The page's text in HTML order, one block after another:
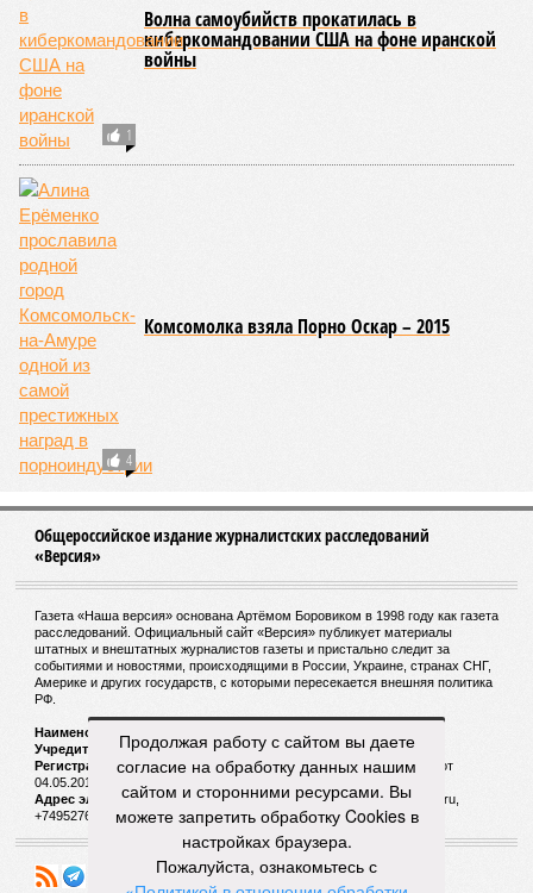
1
Волна самоубийств прокатилась в
киберкомандовании США на фоне иранской
войны
4
Комсомолка взяла Порно Оскар – 2015
Общероссийское издание журналистских расследований
«Версия»
Газета «Наша версия» основана Артёмом Боровиком в 1998 году как газета
расследований. Официальный сайт «Версия» публикует материалы
штатных и внештатных журналистов газеты и пристально следит за
событиями и новостями, происходящими в России, Украине, странах СНГ,
Америке и других государств, с которыми пересекается внешняя политика
РФ.
Наименование:
Учредитель:
ООО «Версия»,Главный редактор:Горевой Р. Г.
Регистрационный номер Роскомнадзора:ЭЛ № ФС 77 - 72681 от
04.05.2018 г.
Адрес электронной почты и телефон редакции:versia@versia.ru,
+74952760348
Продолжая работу с сайтом вы даете
согласие на обработку данных нашим
сайтом и сторонними ресурсами. Вы
можете запретить обработку Cookies в
настройках браузера.
Пожалуйста, ознакомьтесь с